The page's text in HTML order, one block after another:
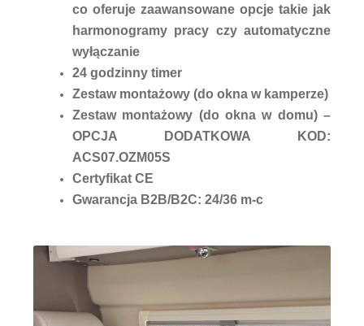
co oferuje zaawansowane opcje takie jak
harmonogramy pracy czy automatyczne
wyłączanie
24 godzinny timer
Zestaw montażowy (do okna w kamperze)
Zestaw montażowy (do okna w domu) –
OPCJA DODATKOWA KOD:
ACS07.OZM05S
Certyfikat CE
Gwarancja B2B/B2C: 24/36 m-c